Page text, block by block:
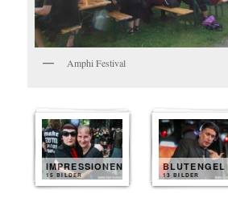
Amphi Festival
IMPRESSIONEN
15 BILDER
BLUTENGEL
13 BILDER